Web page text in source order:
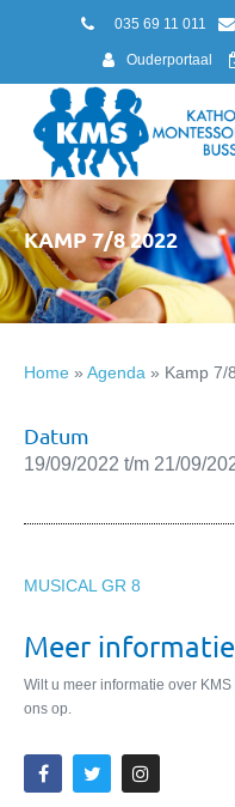
035 69 11 011
Ouderportaal
KAMP 7/8 2022
Home » Agenda » Kamp 7/
Datum
19/09/2022 t/m 21/09/
MUSICAL GR 8
Meer informatie
Wilt u meer informatie over
ons op.